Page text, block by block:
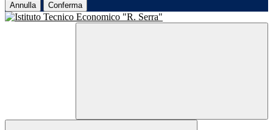
Annulla Conferma